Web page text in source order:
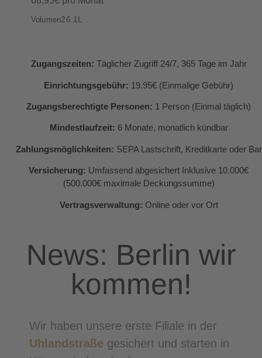
Volumen26.1L
Zugangszeiten: Täglicher Zugriff 24/7, 365 Tage im Jahr
Einrichtungsgebühr: 19.95€ (Einmalige Gebühr)
Zugangsberechtigte Personen: 1 Person (Einmal täglich)
Mindestlaufzeit: 6 Monate, monatlich kündbar
Zahlungsmöglichkeiten: SEPA Lastschrift, Kreditkarte oder Bar
Versicherung: Umfassend abgesichert Inklusive 10.000€
(500.000€ maximale Deckungssumme)
Vertragsverwaltung: Online oder vor Ort
News: Berlin wir
kommen!
Wir haben unsere erste Filiale in der
Uhlandstraße gesichert und starten in